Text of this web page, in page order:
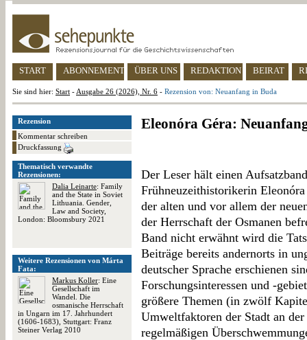
START ABONNEMENT ÜBER UNS REDAKTION BEIRAT
Sie sind hier: Start - Ausgabe 26 (2026), Nr. 6 - Rezension von: Neuanfang in Buda
Rezension
Kommentar schreiben
Druckfassung
Thematisch verwandte
Rezensionen:
Dalia Leinarte: Family
and the State in Soviet
Lithuania. Gender,
Law and Society,
London: Bloomsbury 2021
Weitere Rezensionen von Márta
Fata:
Markus Koller: Eine
Gesellschaft im
Wandel. Die
osmanische Herrschaft
in Ungarn im 17. Jahrhundert
(1606-1683), Stuttgart: Franz
Steiner Verlag 2010
Eleonóra Géra:
Der Leser hält einen
Frühneuzeithistorikerin
der alten und vor allem der
der Herrschaft der Osmanen
Band nicht erwähnt wird die
Beiträge bereits andernorts in
deutscher Sprache erschienen
Forschungsinteressen und -
größere Themen (in zwölf
Umweltfaktoren der Stadt an
regelmäßigen